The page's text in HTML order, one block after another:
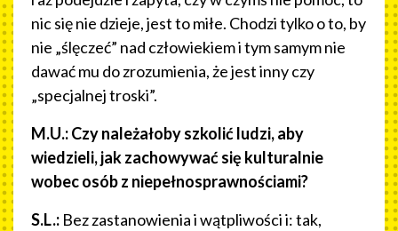
nic się nie dzieje, jest to miłe. Chodzi tylko o to, by
nie „ślęczeć” nad człowiekiem i tym samym nie
dawać mu do zrozumienia, że jest inny czy
„specjalnej troski”.
M.U.: Czy należałoby szkolić ludzi, aby
wiedzieli, jak zachowywać się kulturalnie
wobec osób z niepełnosprawnościami?
S.L.: Bez zastanowienia i wątpliwości i: tak,